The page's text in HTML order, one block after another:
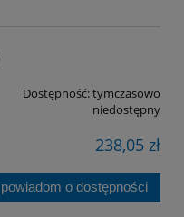
Dostępność:tymczasowo
niedostępny
238,05 zł
powiadom o dostępności